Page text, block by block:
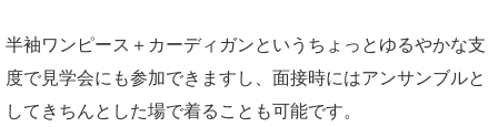
半袖ワンピース＋カーディガンというちょっとゆるやかな支
度で見学会にも参加できますし、面接時にはアンサンブルと
してきちんとした場で着ることも可能です。